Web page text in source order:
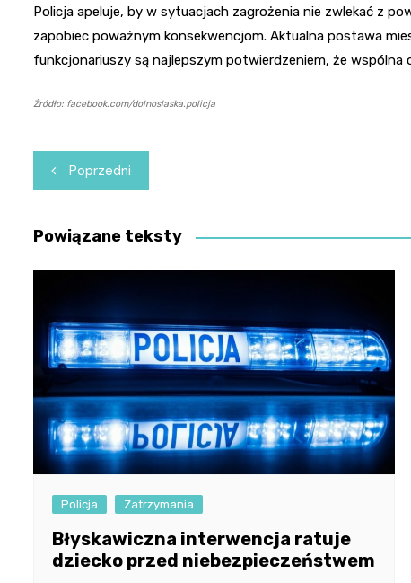
Policja apeluje, by w sytuacjach zagrożenia nie zwlekać z
zapobiec poważnym konsekwencjom. Aktualna postawa
funkcjonariuszy są najlepszym potwierdzeniem, że
Źródło: facebook.com/dolnoslaska.policja
Nawigacja
wpisu
Poprzedni
Powiązane teksty
Policja Zatrzymania
Błyskawiczna interwencja ratuje
dziecko przed niebezpieczeństwem